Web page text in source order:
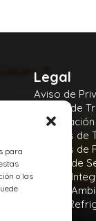
para
o las
Legal
Aviso de
Manual de
Políticas
Políticas de
Política de
Política
Política
Gases